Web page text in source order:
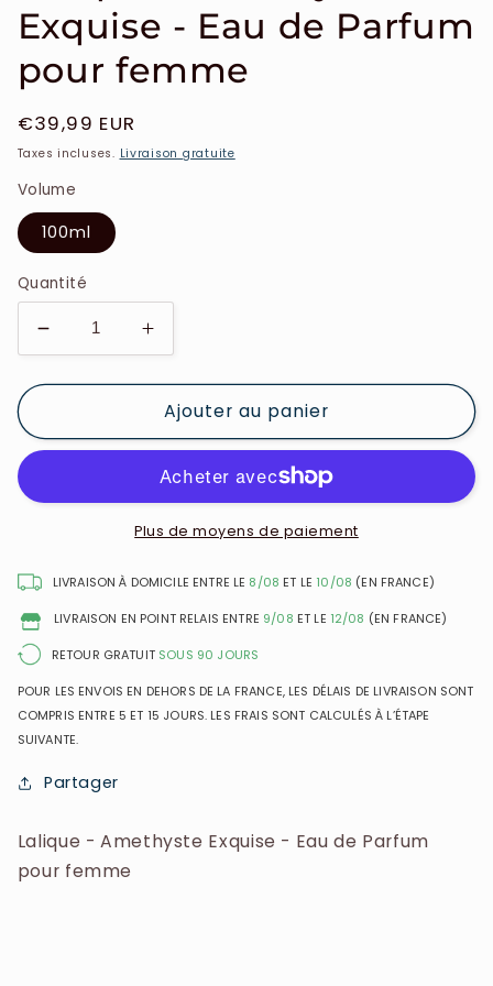
Exquise - Eau de Parfum
pour femme
Prix
habituel
€39,99 EUR
Taxes incluses. Livraison gratuite
Volume
100ml
Quantité
Réduire
la
quantité
Lalique
Exquise
de
pour
femme
Augmenter
la
quantité
de
Lalique
Amethyste
Exquise
-
de
pour
femme
Ajouter au panier
Plus de moyens de paiement
LIVRAISON À DOMICILE ENTRE LE 8/08 ET LE 10/08 (EN FRANCE)
LIVRAISON EN POINT RELAIS ENTRE 9/08 ET LE 12/08 (EN FRANCE)
RETOUR GRATUIT SOUS 90 JOURS
POUR LES ENVOIS EN DEHORS DE LA FRANCE, LES DÉLAIS DE LIVRAISON SONT
COMPRIS ENTRE 5 ET 15 JOURS. LES FRAIS SONT CALCULÉS À L’ÉTAPE
SUIVANTE.
Partager
Lalique - Amethyste Exquise - Eau de Parfum
pour femme